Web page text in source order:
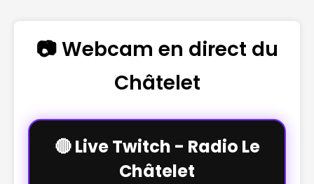
📷 Webcam en direct du
Châtelet
🔴 Live Twitch - Radio Le
Châtelet